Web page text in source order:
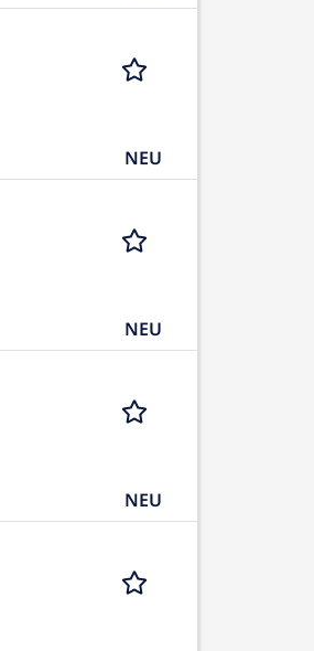
NEU
NEU
NEU